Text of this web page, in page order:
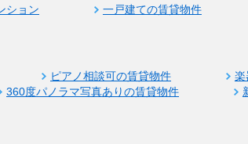
ション 一戸建ての賃貸物件
ピアノ相談可の賃貸物件
楽
360度パノラマ写真ありの賃貸物件